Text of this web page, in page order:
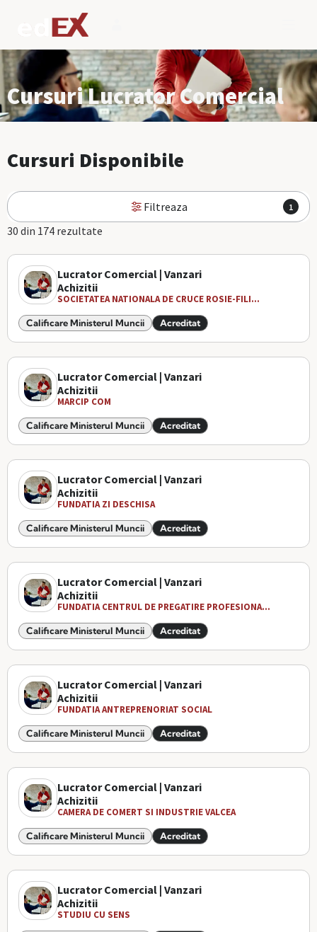
Cursuri Lucrator Comercial
Cursuri Disponibile
Filtreaza 1
30 din 174 rezultate
Lucrator Comercial | Vanzari
Achizitii
SOCIETATEA NATIONALA DE CRUCE ROSIE-FILI...
Calificare Ministerul Muncii Acreditat
Lucrator Comercial | Vanzari
Achizitii
MARCIP COM
Calificare Ministerul Muncii Acreditat
Lucrator Comercial | Vanzari
Achizitii
FUNDATIA ZI DESCHISA
Calificare Ministerul Muncii Acreditat
Lucrator Comercial | Vanzari
Achizitii
FUNDATIA CENTRUL DE PREGATIRE PROFESIONA...
Calificare Ministerul Muncii Acreditat
Lucrator Comercial | Vanzari
Achizitii
FUNDATIA ANTREPRENORIAT SOCIAL
Calificare Ministerul Muncii Acreditat
Lucrator Comercial | Vanzari
Achizitii
CAMERA DE COMERT SI INDUSTRIE VALCEA
Calificare Ministerul Muncii Acreditat
Lucrator Comercial | Vanzari
Achizitii
STUDIU CU SENS